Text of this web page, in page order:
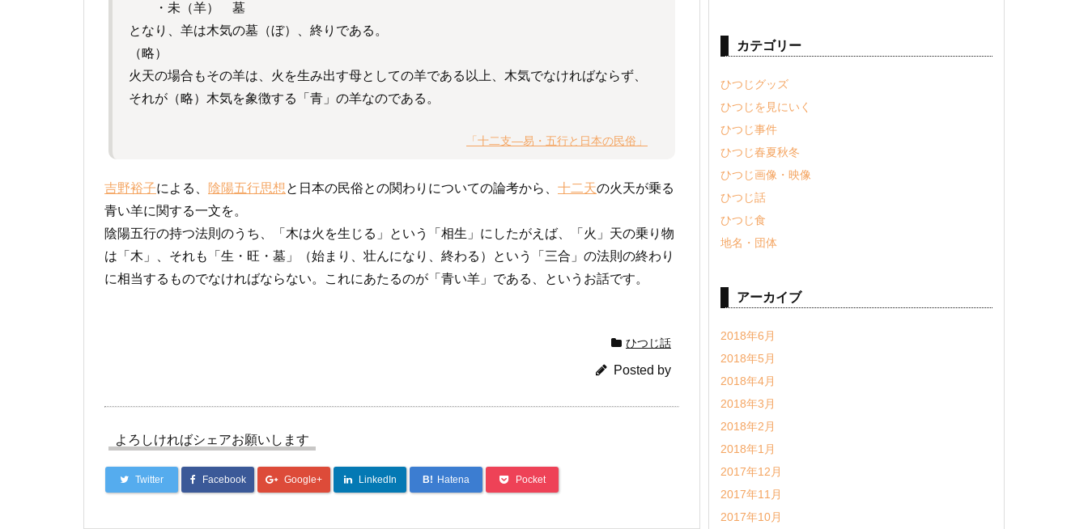
・未（羊） 墓
となり、羊は木気の墓（ぼ）、終りである。
（略）
火天の場合もその羊は、火を生み出す母としての羊である以上、木気でなければならず、
それが（略）木気を象徴する「青」の羊なのである。
「十二支―易・五行と日本の民俗」
吉野裕子による、 陰陽五行思想と日本の民俗との関わりについての論考から、 十二天の火天が乗る
青い羊に関する一文を。
陰陽五行の持つ法則のうち、「木は火を生じる」という「相生」にしたがえば、「火」天の乗り物
は「木」、それも「生・旺・墓」（始まり、壮んになり、終わる）という「三合」の法則の終わり
に相当するものでなければならない。これにあたるのが「青い羊」である、というお話です。
ひつじ話
Posted by
よろしければシェアお願いします
Twitter Facebook Google+ LinkedIn B! Hatena Pocket
カテゴリー
ひつじグッズ
ひつじを見にいく
ひつじ事件
ひつじ春夏秋冬
ひつじ画像・映像
ひつじ話
ひつじ食
地名・団体
アーカイブ
2018年6月
2018年5月
2018年4月
2018年3月
2018年2月
2018年1月
2017年12月
2017年11月
2017年10月